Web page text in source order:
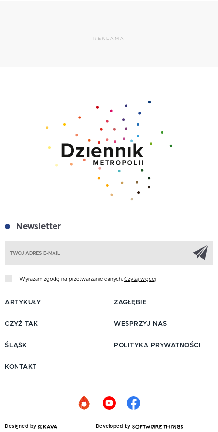
REKLAMA
Newsletter
Wyrażam zgodę na przetwarzanie danych. Czytaj więcej
ARTYKUŁY
CZYŻ TAK
ŚLĄSK
ZAGŁĘBIE
WESPRZYJ NAS
POLITYKA PRYWATNOŚCI
KONTAKT
Designed by Developed by